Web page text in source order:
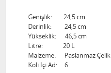
Genişlik: 24,5 cm
Derinlik: 24,5 cm
Yükseklik: 46,5 cm
Litre: 20 L
Malzeme: Paslanmaz Çelik
Koli İçi Ad: 6